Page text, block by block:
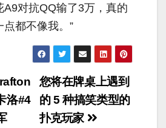
A9对抗QQ输了3万，真的
都不像我。”
您将在牌桌上遇到
的 5 种搞笑类型的
扑克玩家
洛#4